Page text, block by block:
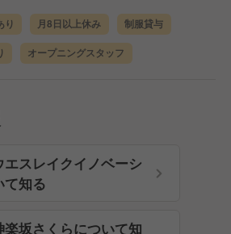
り 月8日以上休み 制服貸与
オープニングスタッフ
スレイクイノベーシ
て知る
楽坂さくらについて知